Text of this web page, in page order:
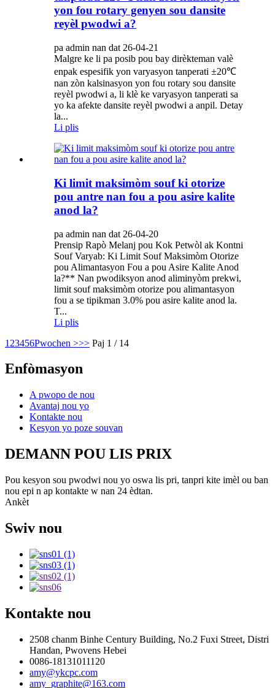
yon fou rotary genyen sou dansite
reyèl pwodwi a?
pa admin nan dat 26-04-21
Malgre ke li pa posib pou bay dirèkteman valè
enpak espesifik yon varyasyon tanperati ±20℃
nan zòn kalsinasyon yon fou rotary sou dansite
reyèl pwodwi a, li klè ke varyasyon tanperati sa
yo ka afekte dansite reyèl pwodwi a anpil. Detay
la...
Li plis
Ki limit maksimòm souf ki otorize
pou antre nan fou a pou asire kalite
anod la?
pa admin nan dat 26-04-20
Prensip Rapò Melanj pou Kok Petwòl ak Kontni
Souf Varyab: Ki Limit Souf Maksimòm Otorize
pou Alimantasyon Fou a pou Asire Kalite Anod
la?** Nan pwodiksyon anod aliminyòm prekwi,
limit souf maksimòm otorize pou alimantasyon
fou a se tipikman 3.0% pou asire kalite anod la.
T...
Li plis
1 23456Pwochen >>> Paj 1 / 14
Enfòmasyon
A pwopo de nou
Avantaj nou yo
Kontakte nou
Kesyon yo poze souvan
DEMANN POU LIS PRIX
Pou kesyon sou pwodwi nou yo oswa lis pri, tanpri kite imèl ou ban
nou epi n ap kontakte w nan 24 èdtan.
Ankèt
Swiv nou
Kontakte nou
2508 chanm Binhe Century Building, No.2 Fuxi Street, Distri
Handan, Pwovens Hebei
0086-18131011120
amy@ykcpc.com
amy_graphite@163.com